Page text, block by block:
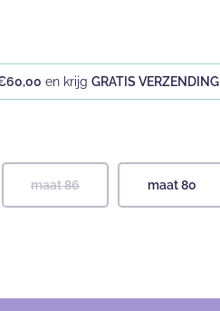
en krijgGRATIS VERZENDING
maat 86 maat 80